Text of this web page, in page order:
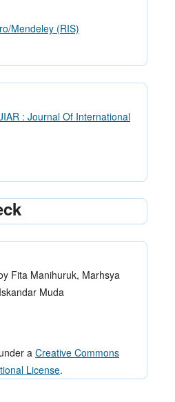
Mendeley (RIS)
: Journal Of International
Fita Manihuruk, Marhsya
Muda
a Creative Commons
License.